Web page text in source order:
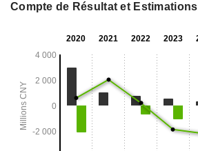
Compte de Résultat et Estimations